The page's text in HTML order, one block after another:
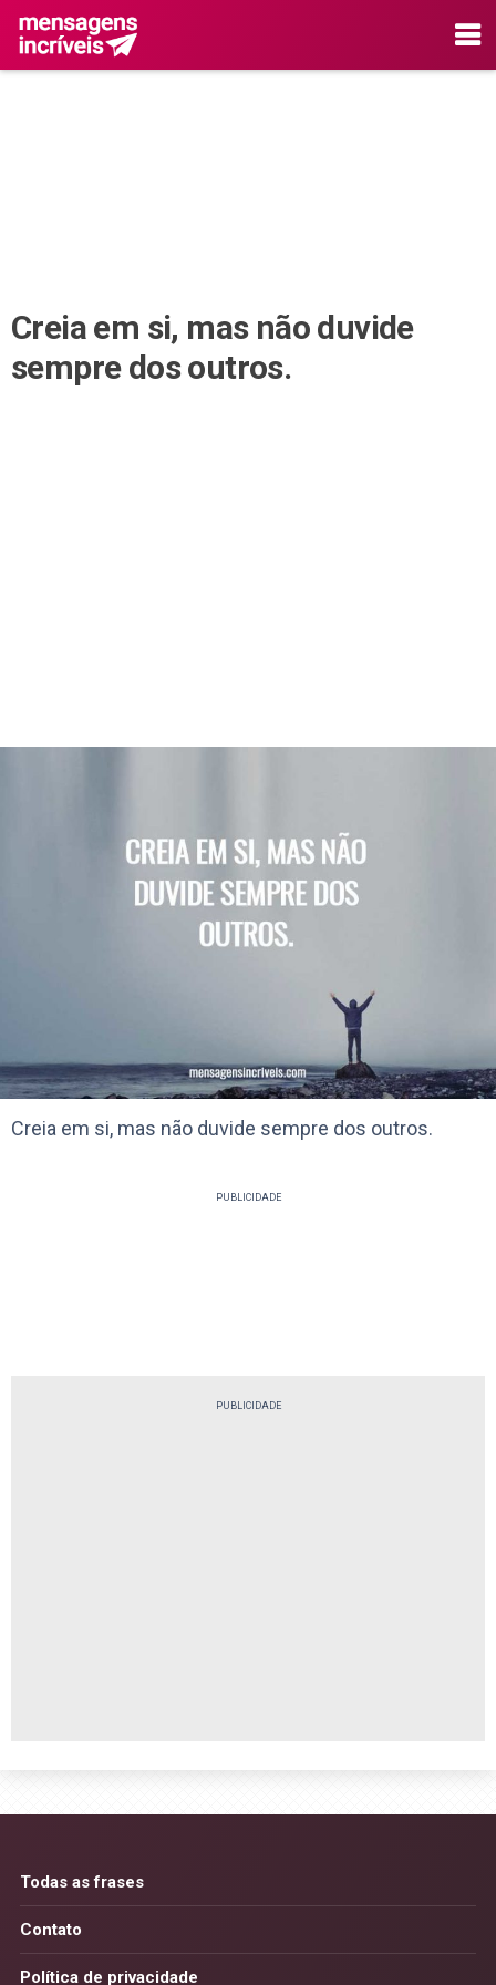
Creia em si, mas não duvide
sempre dos outros.
Creia em si, mas não duvide sempre dos outros.
PUBLICIDADE
PUBLICIDADE
Todas as frases
Contato
Política de privacidade